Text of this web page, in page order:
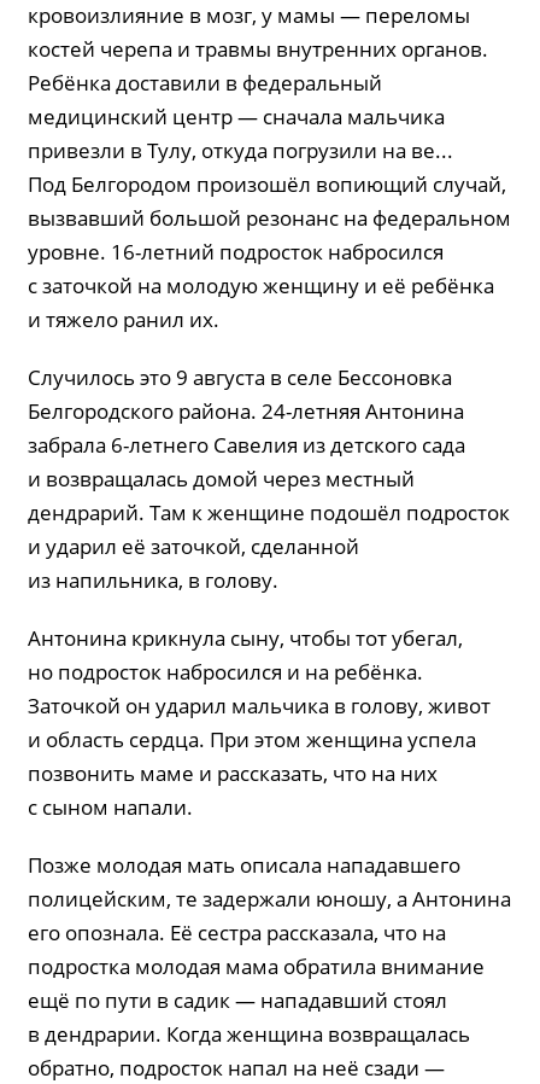
кровоизлияние в мозг, у мамы — переломы
костей черепа и травмы внутренних органов.
Ребёнка доставили в федеральный
медицинский центр — сначала мальчика
привезли в Тулу, откуда погрузили на ве...
Под Белгородом произошёл вопиющий случай,
вызвавший большой резонанс на федеральном
уровне. 16-летний подросток набросился
с заточкой на молодую женщину и её ребёнка
и тяжело ранил их.
Случилось это 9 августа в селе Бессоновка
Белгородского района. 24-летняя Антонина
забрала 6-летнего Савелия из детского сада
и возвращалась домой через местный
дендрарий. Там к женщине подошёл подросток
и ударил её заточкой, сделанной
из напильника, в голову.
Антонина крикнула сыну, чтобы тот убегал,
но подросток набросился и на ребёнка.
Заточкой он ударил мальчика в голову, живот
и область сердца. При этом женщина успела
позвонить маме и рассказать, что на них
с сыном напали.
Позже молодая мать описала нападавшего
полицейским, те задержали юношу, а Антонина
его опознала. Её сестра рассказала, что на
подростка молодая мама обратила внимание
ещё по пути в садик — нападавший стоял
в дендрарии. Когда женщина возвращалась
обратно, подросток напал на неё сзади —